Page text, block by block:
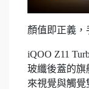
顏值即正義，
iQOO Z11
玻纖後蓋的旗
來視覺與觸